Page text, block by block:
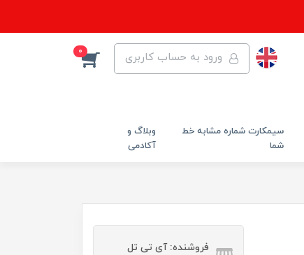
ورود به حساب کاربری 0
سیمکارت شماره مشابه خط
شما
وبلاگ و
آکادمی
فروشنده: آی تی تل